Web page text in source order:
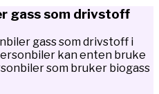
gass som drivstoff
gass som drivstoff i
kan enten bruke
som bruker biogass